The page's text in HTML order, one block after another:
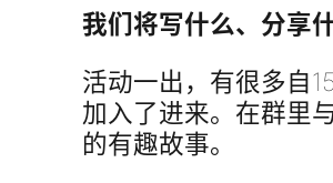
我们将写什么、分享
活动一出，有很多自
加入了进来。在群里
的有趣故事。